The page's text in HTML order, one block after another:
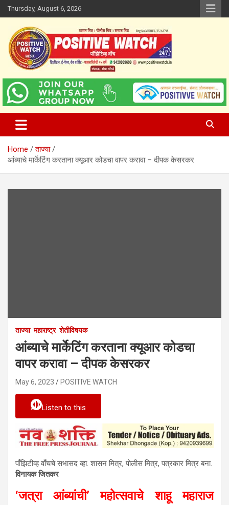
Skip
to
content
Thursday, August 6, 2026
Positive Watch
www.positivewatch.in
Home
ताज्या
आंब्याचे मार्केटिंग करताना क्यूआर कोडचा वापर करावा – दीपक केसरकर
ताज्या महाराष्ट्र शेतीविषयक
आंब्याचे मार्केटिंग करताना क्यूआर कोडचा
वापर करावा – दीपक केसरकर
May 6, 2023 POSITIVE WATCH
Listen to this
पाँझिटीव्ह वाँचचे सभासद व्हा. शासन मित्र, पाेलीस मित्र, पत्रकार मित्र बना.
विनायक जितकर
‘जत्रा आंब्यांची’ महोत्सवाचे शाहू महाराज